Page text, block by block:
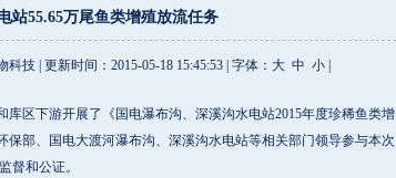
站55.65万尾鱼类增殖放流任务
技 | 更新时间：2015-05-18 15:45:53 | 字体： 大 中 小 |
区下游开展了《国电瀑布沟、深溪沟水电站2015年度珍稀鱼类增
部、国电大渡河瀑布沟、深溪沟水电站等相关部门领导参与本次
督和公证。